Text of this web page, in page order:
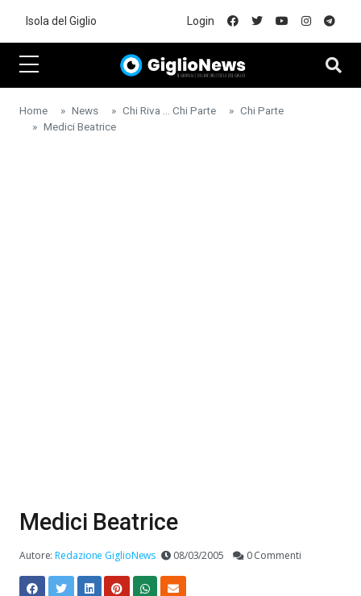
Isola del Giglio Login
Home News Chi Riva ... Chi Parte
Chi Parte
Medici Beatrice
Medici Beatrice
Autore:Redazione GiglioNews 08/03/2005 0 Commenti